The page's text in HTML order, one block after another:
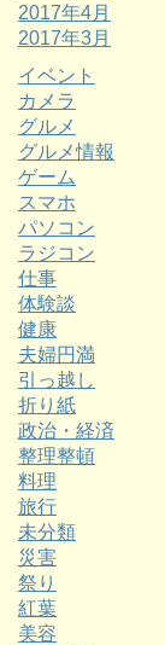
2017年4月
2017年3月
イベント
カメラ
グルメ
グルメ情報
ゲーム
スマホ
パソコン
ラジコン
仕事
体験談
健康
夫婦円満
引っ越し
折り紙
政治・経済
整理整頓
料理
旅行
未分類
災害
祭り
紅葉
美容